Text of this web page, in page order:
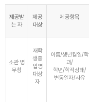
제공받
는 자
제공
대상
제공항목
소관 병
무청
재학
생중
입영
대상
자
이름/생년월일/학
과/
학년/학적상태/
변동일자/사유